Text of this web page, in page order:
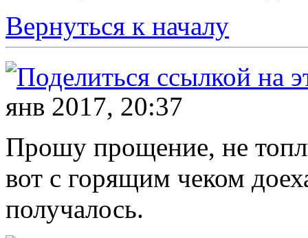
Вернуться к началу
янв 2017, 20:37
Прошу прощение, не
вот с горящим чеком
получалось.